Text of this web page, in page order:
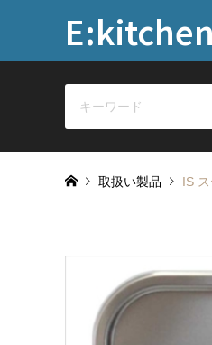
E:kitchen
取扱い製品 IS